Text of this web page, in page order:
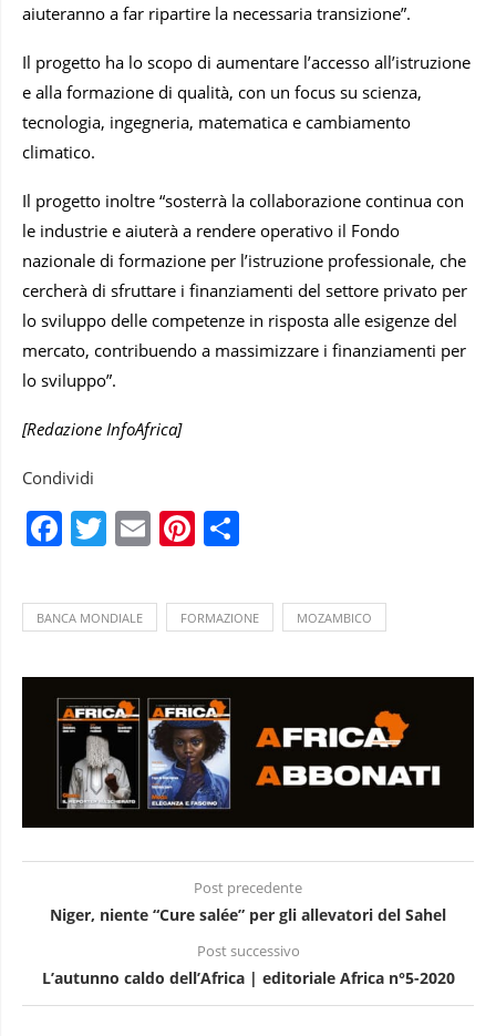
aiuteranno a far ripartire la necessaria transizione”.
Il progetto ha lo scopo di aumentare l’accesso all’istruzione
e alla formazione di qualità, con un focus su scienza,
tecnologia, ingegneria, matematica e cambiamento
climatico.
Il progetto inoltre “sosterrà la collaborazione continua con
le industrie e aiuterà a rendere operativo il Fondo
nazionale di formazione per l’istruzione professionale, che
cercherà di sfruttare i finanziamenti del settore privato per
lo sviluppo delle competenze in risposta alle esigenze del
mercato, contribuendo a massimizzare i finanziamenti per
lo sviluppo”.
[Redazione InfoAfrica]
Condividi
Facebook
Twitter
EmailPinterest
BANCA MONDIALE FORMAZIONE MOZAMBICO
Post precedente
Niger, niente “Cure salée” per gli allevatori del Sahel
Post successivo
L’autunno caldo dell’Africa | editoriale Africa n°5-2020